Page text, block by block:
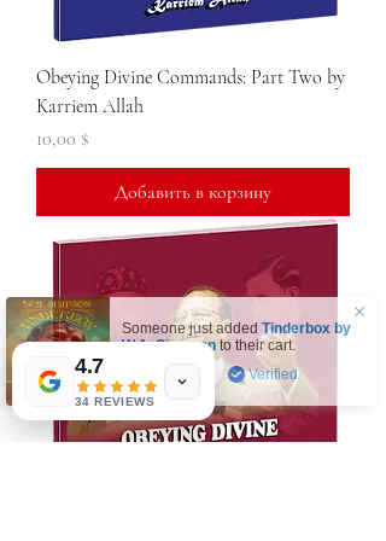
Obeying Divine Commands: Part Two by
Karriem Allah
Цена
10,00 $
Добавить в корзину
4.7
34 REVIEWS
Someone just addedTinderbox by
W.A. Simpson to their cart.
few days ago
Verified